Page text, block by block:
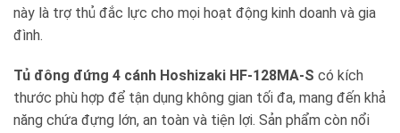
này là trợ thủ đắc lực cho mọi hoạt động kinh doanh và gia
đình.
Tủ đông đứng 4 cánh Hoshizaki HF-128MA-S có kích
thước phù hợp để tận dụng không gian tối đa, mang đến khả
năng chứa đựng lớn, an toàn và tiện lợi. Sản phẩm còn nổi